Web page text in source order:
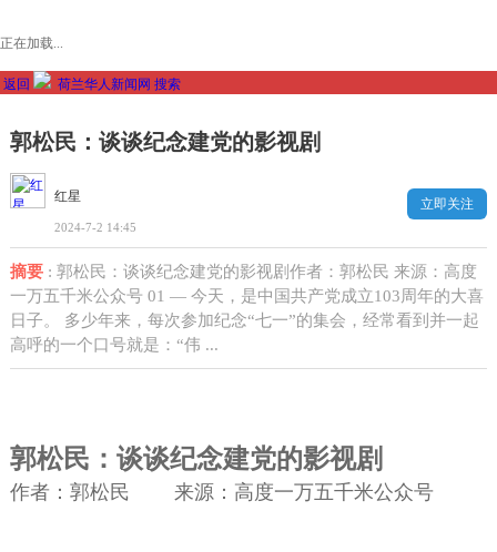
正在加载...
返回 荷兰华人新闻网 搜索
郭松民：谈谈纪念建党的影视剧
红星
2024-7-2 14:45
立即关注
摘要: 郭松民：谈谈纪念建党的影视剧作者：郭松民 来源：高度
一万五千米公众号 01 — 今天，是中国共产党成立103周年的大喜
日子。 多少年来，每次参加纪念“七一”的集会，经常看到并一起
高呼的一个口号就是：“伟 ...
郭松民：谈谈纪念建党的影视剧
作者：郭松民 来源：高度一万五千米公众号